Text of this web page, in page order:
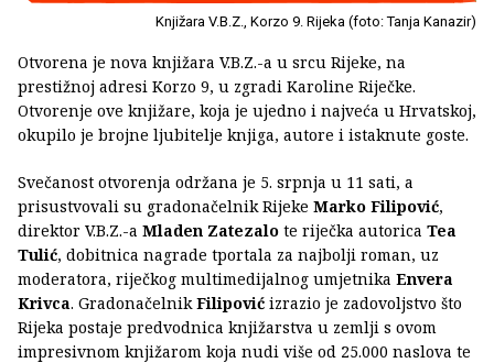
Knjižara V.B.Z., Korzo 9. Rijeka (foto: Tanja Kanazir)
Otvorena je nova knjižara V.B.Z.-a u srcu Rijeke, na
prestižnoj adresi Korzo 9, u zgradi Karoline Riječke.
Otvorenje ove knjižare, koja je ujedno i najveća u Hrvatskoj,
okupilo je brojne ljubitelje knjiga, autore i istaknute goste.
Svečanost otvorenja održana je 5. srpnja u 11 sati, a
prisustvovali su gradonačelnik Rijeke Marko Filipović,
direktor V.B.Z.-a Mladen Zatezalo te riječka autorica Tea
Tulić, dobitnica nagrade tportala za najbolji roman, uz
moderatora, riječkog multimedijalnog umjetnika Envera
Krivca. GradonačelnikFilipović izrazio je zadovoljstvo što
Rijeka postaje predvodnica knjižarstva u zemlji s ovom
impresivnom knjižarom koja nudi više od 25.000 naslova te